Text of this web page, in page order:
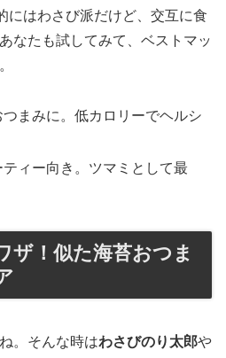
にはわさび派だけど、交互に食
なたも試してみて、ベストマッ
つまみに。低カロリーでヘルシ
ティー向き。ツマミとして最
ザ！似た海苔おつま
。そんな時はわさびのり太郎や